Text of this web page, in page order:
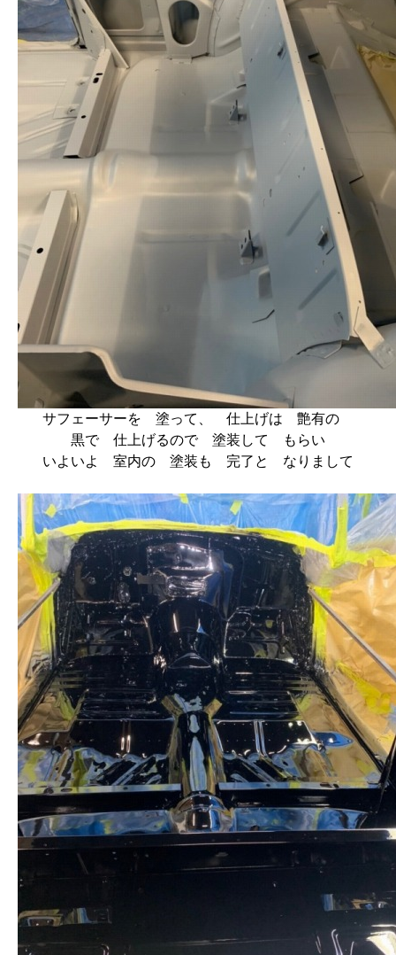
サフェーサーを 塗って、 仕上げは 艶有の
黒で 仕上げるので 塗装して もらい
いよいよ 室内の 塗装も 完了と なりまして